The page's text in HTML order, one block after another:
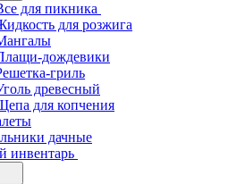
для пикника
для розжига
дождевики
гриль
древесный
для копчения
дачные
инвентарь